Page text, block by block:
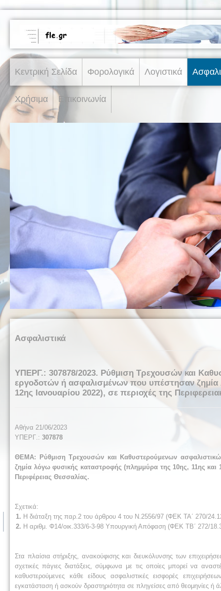
Κεντρική Σελίδα Φορολογικά Λογιστικά
Χρήσιμα Επικοινωνία
Ασφαλιστικά
ΥΠΕΡΓ.: 307878/2023. Ρύθμιση Τρεχουσών και
εργοδοτών ή ασφαλισμένων που υπέστησαν
12ης Ιανουαρίου 2022), σε περιοχές της
Αθήνα 21/06/2023
ΥΠΕΡΓ .: 307878
ΘΕΜΑ: Ρύθμιση Τρεχουσών και Καθυστερούμενων
ζημία λόγω φυσικής καταστροφής (πλημμύρα της 10ης, 11ης και
Περιφέρειας Θεσσαλίας.
Σχετικά:
1. Η διάταξη της παρ.2 του άρθρου 4 του Ν.2556/97 (ΦΕΚ ΤΑ΄ 270/
2. Η αριθμ. Φ14/οικ.333/6-3-98 Υπουργική Απόφαση (ΦΕΚ ΤΒ΄ 272/
Στα πλαίσια στήριξης, ανακούφισης και διευκόλυνσης των
σχετικές πάγιες διατάξεις, σύμφωνα με τις οποίες μπορεί να
καθυστερούμενες κάθε είδους ασφαλιστικές εισφορές
εγκατάσταση ή ασκούν δραστηριότητα σε πληγείσες από θεομηνίες ή